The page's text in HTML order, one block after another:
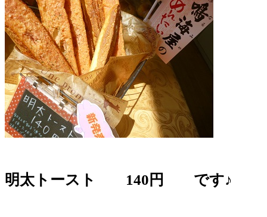
明太トースト 140円 です♪